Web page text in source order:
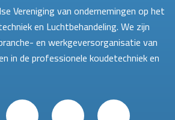
Vereniging van ondernemingen op het
en Luchtbehandeling. We zijn
en werkgeversorganisatie van
in de professionele koudetechniek en